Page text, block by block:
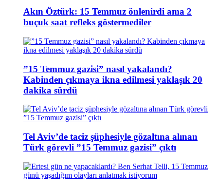
Akın Öztürk: 15 Temmuz önlenirdi ama 2
buçuk saat refleks göstermediler
”15 Temmuz gazisi” nasıl yakalandı?
Kabinden çıkmaya ikna edilmesi yaklaşık 20
dakika sürdü
Tel Aviv’de taciz şüphesiyle gözaltına alınan
Türk görevli ”15 Temmuz gazisi” çıktı